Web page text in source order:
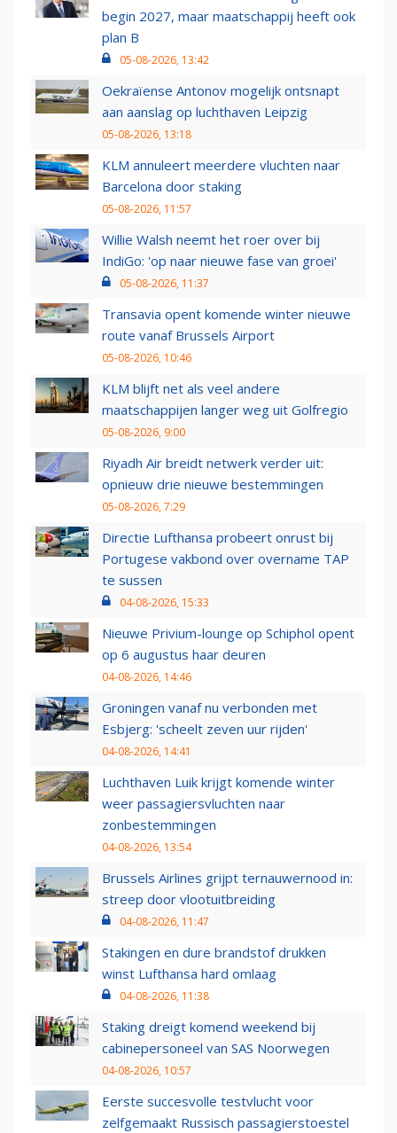
begin 2027, maar maatschappij heeft ook
plan B
05-08-2026, 13:42
Oekraïense Antonov mogelijk ontsnapt
aan aanslag op luchthaven Leipzig
05-08-2026, 13:18
KLM annuleert meerdere vluchten naar
Barcelona door staking
05-08-2026, 11:57
Willie Walsh neemt het roer over bij
IndiGo: 'op naar nieuwe fase van groei'
05-08-2026, 11:37
Transavia opent komende winter nieuwe
route vanaf Brussels Airport
05-08-2026, 10:46
KLM blijft net als veel andere
maatschappijen langer weg uit Golfregio
05-08-2026, 9:00
Riyadh Air breidt netwerk verder uit:
opnieuw drie nieuwe bestemmingen
05-08-2026, 7:29
Directie Lufthansa probeert onrust bij
Portugese vakbond over overname TAP
te sussen
04-08-2026, 15:33
Nieuwe Privium-lounge op Schiphol opent
op 6 augustus haar deuren
04-08-2026, 14:46
Groningen vanaf nu verbonden met
Esbjerg: 'scheelt zeven uur rijden'
04-08-2026, 14:41
Luchthaven Luik krijgt komende winter
weer passagiersvluchten naar
zonbestemmingen
04-08-2026, 13:54
Brussels Airlines grijpt ternauwernood in:
streep door vlootuitbreiding
04-08-2026, 11:47
Stakingen en dure brandstof drukken
winst Lufthansa hard omlaag
04-08-2026, 11:38
Staking dreigt komend weekend bij
cabinepersoneel van SAS Noorwegen
04-08-2026, 10:57
Eerste succesvolle testvlucht voor
zelfgemaakt Russisch passagierstoestel